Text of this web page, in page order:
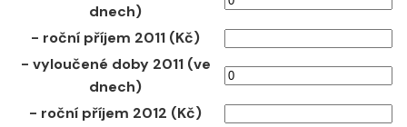
dnech)
- roční příjem 2011 (Kč)
- vyloučené doby 2011 (ve
dnech)
- roční příjem 2012 (Kč)